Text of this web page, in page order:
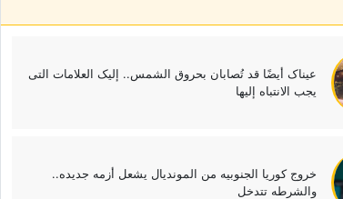
عیناک أیضًا قد تُصابان بحروق الشمس.. إلیک العلامات التی
یجب الانتباه إلیها
خروج کوریا الجنوبیه من الموندیال یشعل أزمه جدیده..
والشرطه تتدخل